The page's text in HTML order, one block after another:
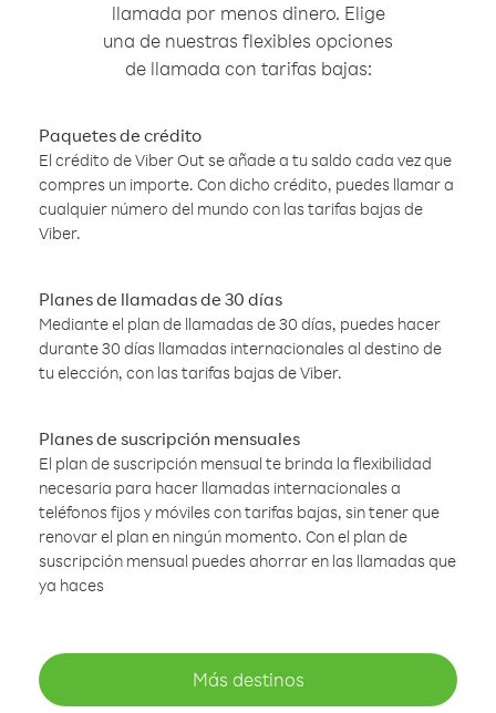
llamada por menos dinero. Elige
una de nuestras flexibles opciones
de llamada con tarifas bajas:
Paquetes de crédito
El crédito de Viber Out se añade a tu saldo cada vez que
compres un importe. Con dicho crédito, puedes llamar a
cualquier número del mundo con las tarifas bajas de
Viber.
Planes de llamadas de 30 días
Mediante el plan de llamadas de 30 días, puedes hacer
durante 30 días llamadas internacionales al destino de
tu elección, con las tarifas bajas de Viber.
Planes de suscripción mensuales
El plan de suscripción mensual te brinda la flexibilidad
necesaria para hacer llamadas internacionales a
teléfonos fijos y móviles con tarifas bajas, sin tener que
renovar el plan en ningún momento. Con el plan de
suscripción mensual puedes ahorrar en las llamadas que
ya haces
Más destinos